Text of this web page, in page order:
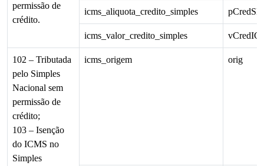
permissão de
crédito.
icms_aliquota_credito_simples pCredSN
icms_valor_credito_simples
102 – Tributada
pelo Simples
Nacional sem
permissão de
crédito;
103 – Isenção
do ICMS no
Simples
icms_origem orig